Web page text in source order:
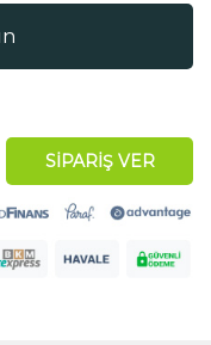
SİPARİŞ VER